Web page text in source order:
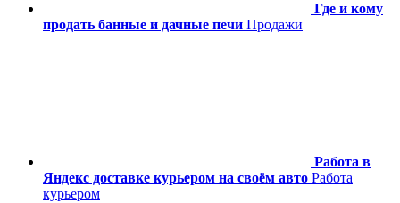
Где и кому
продать банные и дачные печи Продажи
Работа в
Яндекс доставке курьером на своём авто Работа
курьером